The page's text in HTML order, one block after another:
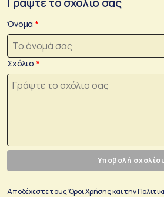
Όνομα
Σχόλιο
Υποβολή
Αποδέχεστε τουςΌροι Χρήσηςκαι την